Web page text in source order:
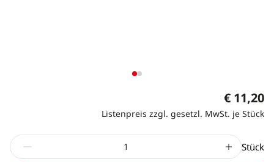
€ 11,20
Listenpreis zzgl. gesetzl. MwSt. je Stück
Stück